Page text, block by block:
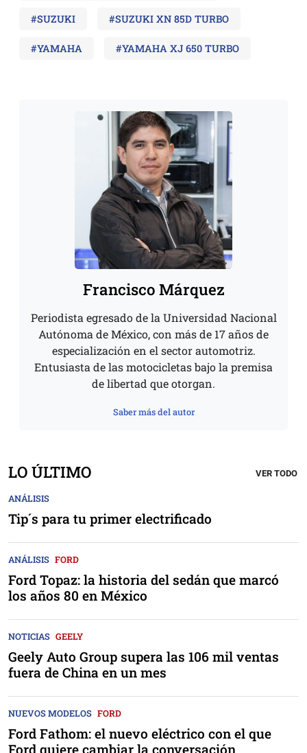
#SUZUKI #SUZUKI XN 85D TURBO
#YAMAHA #YAMAHA XJ 650 TURBO
Francisco Márquez
Periodista egresado de la Universidad Nacional
Autónoma de México, con más de 17 años de
especialización en el sector automotriz.
Entusiasta de las motocicletas bajo la premisa
de libertad que otorgan.
Saber más del autor
LO ÚLTIMO VER TODO
ANÁLISIS
Tip´s para tu primer electrificado
ANÁLISIS FORD
Ford Topaz: la historia del sedán que marcó
los años 80 en México
NOTICIAS GEELY
Geely Auto Group supera las 106 mil ventas
fuera de China en un mes
NUEVOS MODELOS FORD
Ford Fathom: el nuevo eléctrico con el que
Ford quiere cambiar la conversación